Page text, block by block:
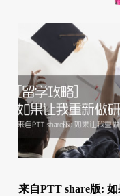
来自PTT share版: